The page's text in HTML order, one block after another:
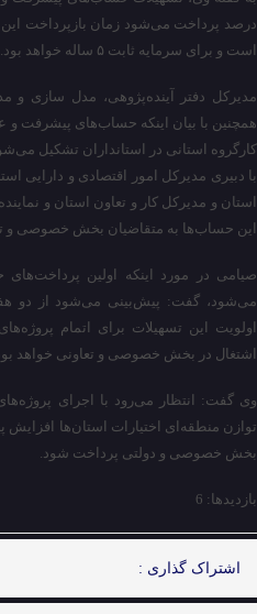
درصد پرداخت می‌شود زمان بازپرداخت
است و برای سرمایه ثابت ۵ ساله خواهد بود.
مدیرکل دفتر آینده‌پژوهی، مدل سازی و
همچنین با بیان اینکه حساب‌های پیشرفت و
کارگروه استانی در استانداران تشکیل
با دبیری مدیرکل امور اقتصادی و دارایی
استان و مدیرکل کار و تعاون استان و
این حساب‌ها به متقاضیان بخش خصوصی و
صیامی در مورد اینکه اولین
می‌شود، گفت:‌ پیش‌بینی می‌شود از دو
اولویت این تسهیلات برای اتمام
اشتغال در بخش خصوصی و تعاونی خواهد
وی گفت: انتظار می‌رود با اجرای
توازن منطقه‌ای اختیارات استان‌ها افزایش
بخش خصوصی و دولتی پرداخت شود.
بازدیدها: 6
اشتراک گذاری :